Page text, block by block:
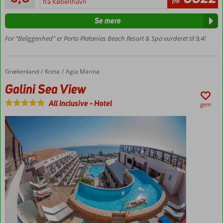
Flere
Centralt i
Mulighed
for All
Lejligheder
med plads
anmeldelser
For “Beliggenhed” er Porto Platanias Beach Resort & Spa vurderet til 9,4!
Se mere
Forside
Grækenland Kreta Agia Marina
Galini Sea View
Galini Sea View
All Inclusive-Hotel gem